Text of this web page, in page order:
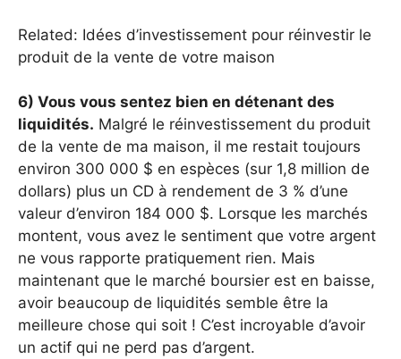
Related: Idées d’investissement pour réinvestir le
produit de la vente de votre maison
6) Vous vous sentez bien en détenant des
liquidités. Malgré le réinvestissement du produit
de la vente de ma maison, il me restait toujours
environ 300 000 $ en espèces (sur 1,8 million de
dollars) plus un CD à rendement de 3 % d’une
valeur d’environ 184 000 $. Lorsque les marchés
montent, vous avez le sentiment que votre argent
ne vous rapporte pratiquement rien. Mais
maintenant que le marché boursier est en baisse,
avoir beaucoup de liquidités semble être la
meilleure chose qui soit ! C’est incroyable d’avoir
un actif qui ne perd pas d’argent.